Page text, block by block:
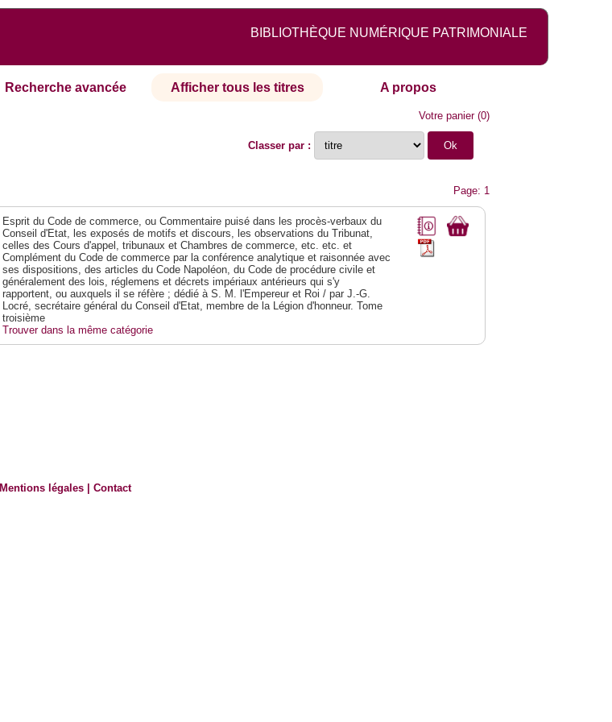
BIBLIOTHÈQUE NUMÉRIQUE PATRIMONIALE
Recherche avancée Afficher tous les titres A propos
Votre panier(0)
Classer par :
Page: 1
Esprit du Code de commerce, ou Commentaire puisé dans les procès-verbaux du
Conseil d'Etat, les exposés de motifs et discours, les observations du Tribunat,
celles des Cours d'appel, tribunaux et Chambres de commerce, etc. etc. et
Complément du Code de commerce par la conférence analytique et raisonnée avec
ses dispositions, des articles du Code Napoléon, du Code de procédure civile et
généralement des lois, réglemens et décrets impériaux antérieurs qui s'y
rapportent, ou auxquels il se réfère ; dédié à S. M. l'Empereur et Roi / par J.-G.
Locré, secrétaire général du Conseil d'Etat, membre de la Légion d'honneur. Tome
troisième
Trouver dans la même catégorie
Mentions légales |Contact